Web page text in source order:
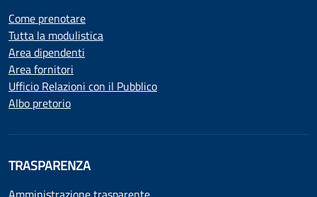
Come prenotare
Tutta la modulistica
Area dipendenti
Area fornitori
Ufficio Relazioni con il Pubblico
Albo pretorio
TRASPARENZA